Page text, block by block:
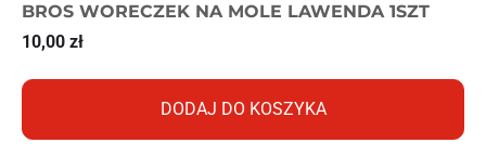
BROS WORECZEK NA MOLE LAWENDA 1SZT
10,00 zł
DODAJ DO KOSZYKA